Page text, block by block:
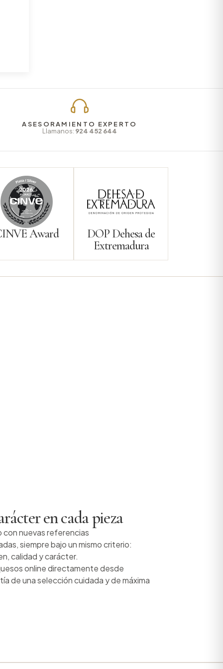
ASESORAMIENTO EXPERTO
Llamanos: 924 452 644
Award
DOP Dehesa de
Extremadura
en cada pieza
nuevas referencias
siempre bajo un mismo criterio:
calidad y carácter.
online directamente desde
de una selección cuidada y de máxima